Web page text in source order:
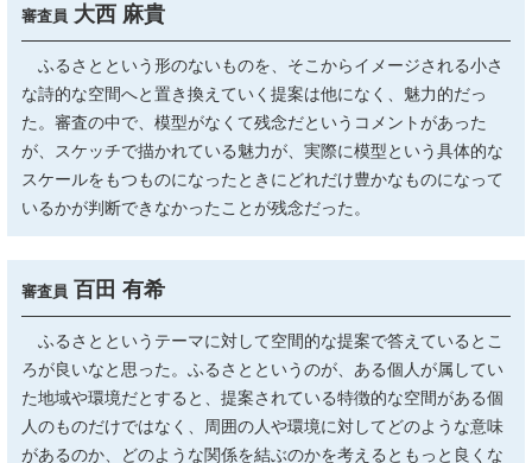
審査員 大西 麻貴
ふるさとという形のないものを、そこからイメージされる小さ
な詩的な空間へと置き換えていく提案は他になく、魅力的だっ
た。審査の中で、模型がなくて残念だというコメントがあった
が、スケッチで描かれている魅力が、実際に模型という具体的な
スケールをもつものになったときにどれだけ豊かなものになって
いるかが判断できなかったことが残念だった。
審査員 百田 有希
ふるさとというテーマに対して空間的な提案で答えているとこ
ろが良いなと思った。ふるさとというのが、ある個人が属してい
た地域や環境だとすると、提案されている特徴的な空間がある個
人のものだけではなく、周囲の人や環境に対してどのような意味
があるのか、どのような関係を結ぶのかを考えるともっと良くな